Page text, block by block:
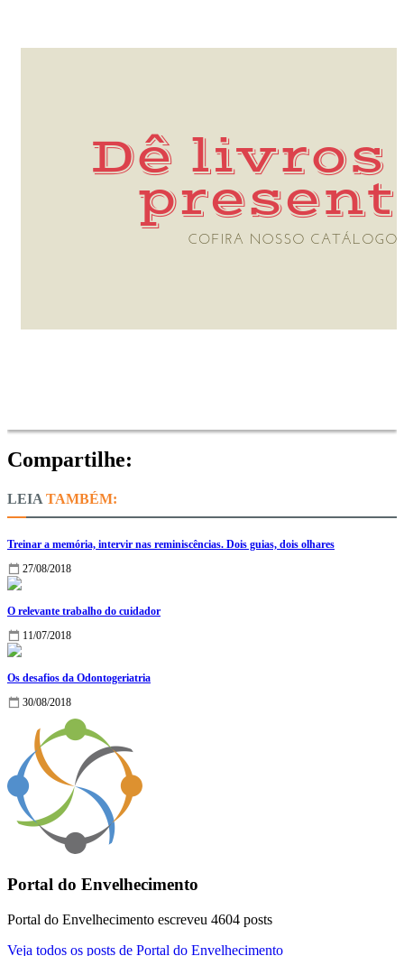
Compartilhe:
TAMBÉM:
Treinar a memória, intervir nas reminiscências. Dois guias, dois olhares
27/08/2018
O relevante trabalho do cuidador
11/07/2018
Os desafios da Odontogeriatria
30/08/2018
Portal do Envelhecimento
Portal do Envelhecimento escreveu 4604 posts
Veja todos os posts de Portal do Envelhecimento